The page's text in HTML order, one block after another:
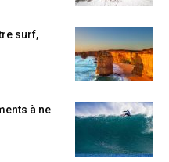
surf,
à ne